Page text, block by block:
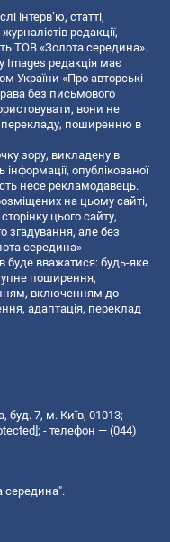
інтерв’ю, статті,
редакції,
ТОВ «Золота середина».
Images редакція має
України «Про авторські
без письмового
вони не
поширенню в
зору, викладену в
інформації, опублікованої
несе рекламодавець.
на цьому сайті,
цього сайту,
згадування, але без
середина»
буде вважатися: будь-яке
поширення,
включенням до
адаптація, переклад
буд. 7, м. Київ, 01013;
; - телефон — (044)
середина".